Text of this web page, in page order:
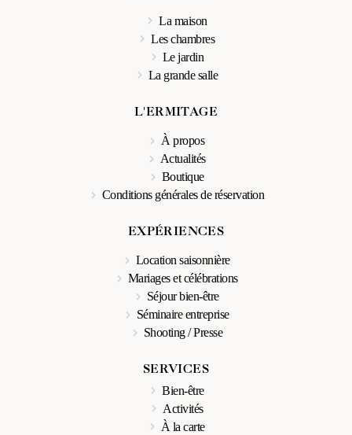
La maison
Les chambres
Le jardin
La grande salle
L'ERMITAGE
À propos
Actualités
Boutique
Conditions générales de réservation
EXPÉRIENCES
Location saisonnière
Mariages et célébrations
Séjour bien-être
Séminaire entreprise
Shooting / Presse
SERVICES
Bien-être
Activités
À la carte